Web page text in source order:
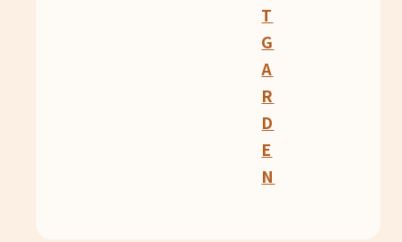
T
G
A
R
D
E
N